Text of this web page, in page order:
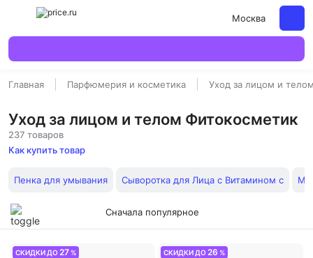
Москва
Главная Парфюмерия и косметика Уход за лицом и
Уход за лицом и телом Фитокосметик
237 товаров
Как купить товар
Пенка для умывания Сыворотка для Лица с Витамином с
Сначала популярное
СКИДКИ ДО27 % СКИДКИ ДО26 %